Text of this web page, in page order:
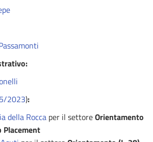
2023):
della Rocca per il settoreOrientamento
Placement